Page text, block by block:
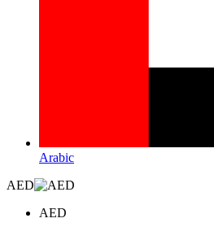
Arabic
AED
AED